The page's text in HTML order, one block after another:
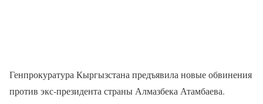
Генпрокуратура Кыргызстана предъявила новые обвинения
против экс-президента страны Алмазбека Атамбаева.